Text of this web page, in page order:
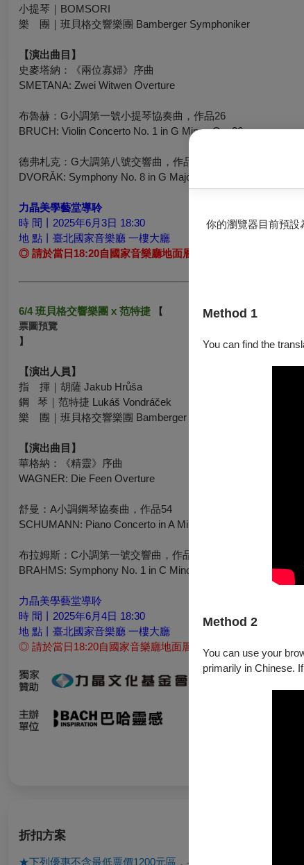
你的瀏覽器目前預設
Method 1
You can find the
Method 2
You can use your
primarily in Chinese.
小提琴 ｜ BOMSORI
樂 團 ｜ 班貝格交響樂團 Bamberger Symphoniker
【演出曲目】
史麥塔納：《兩位寡婦》序曲
SMETANA: Zwei Witwen Overture
布魯赫：G小調第一號小提琴協奏曲，作品26
BRUCH: Violin Concerto No. 1 in G Minor, Op. 26
德弗札克：G大調第八號交響曲，作品88
DVORǍK: Symphony No. 8 in G Major, Op. 88
力晶美學藝堂導聆
時 間丨2025年6月3日 18:30
地 點丨臺北國家音樂廳 一樓大廳
◎ 請於當日18:20自國家音樂廳地面層信義路側售票口（一號
6/4 班貝格交響樂團 x 范特捷 【
票圖預覽
】
【演出人員】
指 揮｜胡薩 Jakub Hrůša
鋼 琴 ｜范特捷 Lukáš Vondráček
樂 團 ｜ 班貝格交響樂團 Bamberger Symphoniker
【演出曲目】
華格納：《精靈》序曲
WAGNER: Die Feen Overture
舒曼：A小調鋼琴協奏曲，作品54
SCHUMANN: Piano Concerto in A Minor, Op. 54
布拉姆斯：C小調第一號交響曲，作品68
BRAHMS: Symphony No. 1 in C Minor, Op. 68
力晶美學藝堂導聆
時 間丨2025年6月4日 18:30
地 點丨臺北國家音樂廳 一樓大廳
◎ 請於當日18:20自國家音樂廳地面層信義路側售票口（一號
折扣方案
★下列優惠不含最低票價1200元區，身障票除外★